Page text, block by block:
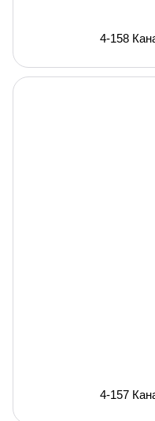
4-158
4-157